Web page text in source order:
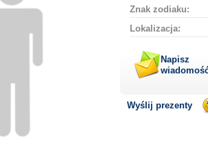
Znak zodiaku:
Lokalizacja:
Napisz
Wyślij prezenty